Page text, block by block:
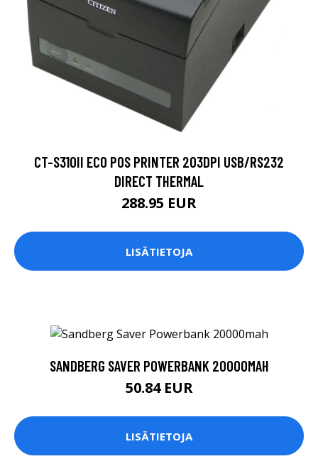
CT-S310II ECO POS PRINTER 203DPI USB/RS232
DIRECT THERMAL
288.95 EUR
LISÄTIETOJA
SANDBERG SAVER POWERBANK 20000MAH
50.84 EUR
LISÄTIETOJA